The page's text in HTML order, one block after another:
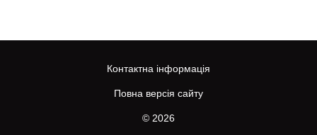
Контактна інформація
Повна версія сайту
© 2026